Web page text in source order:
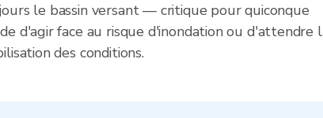
le bassin versant — critique pour quiconque
d'agir face au risque d'inondation ou d'attendre
des conditions.